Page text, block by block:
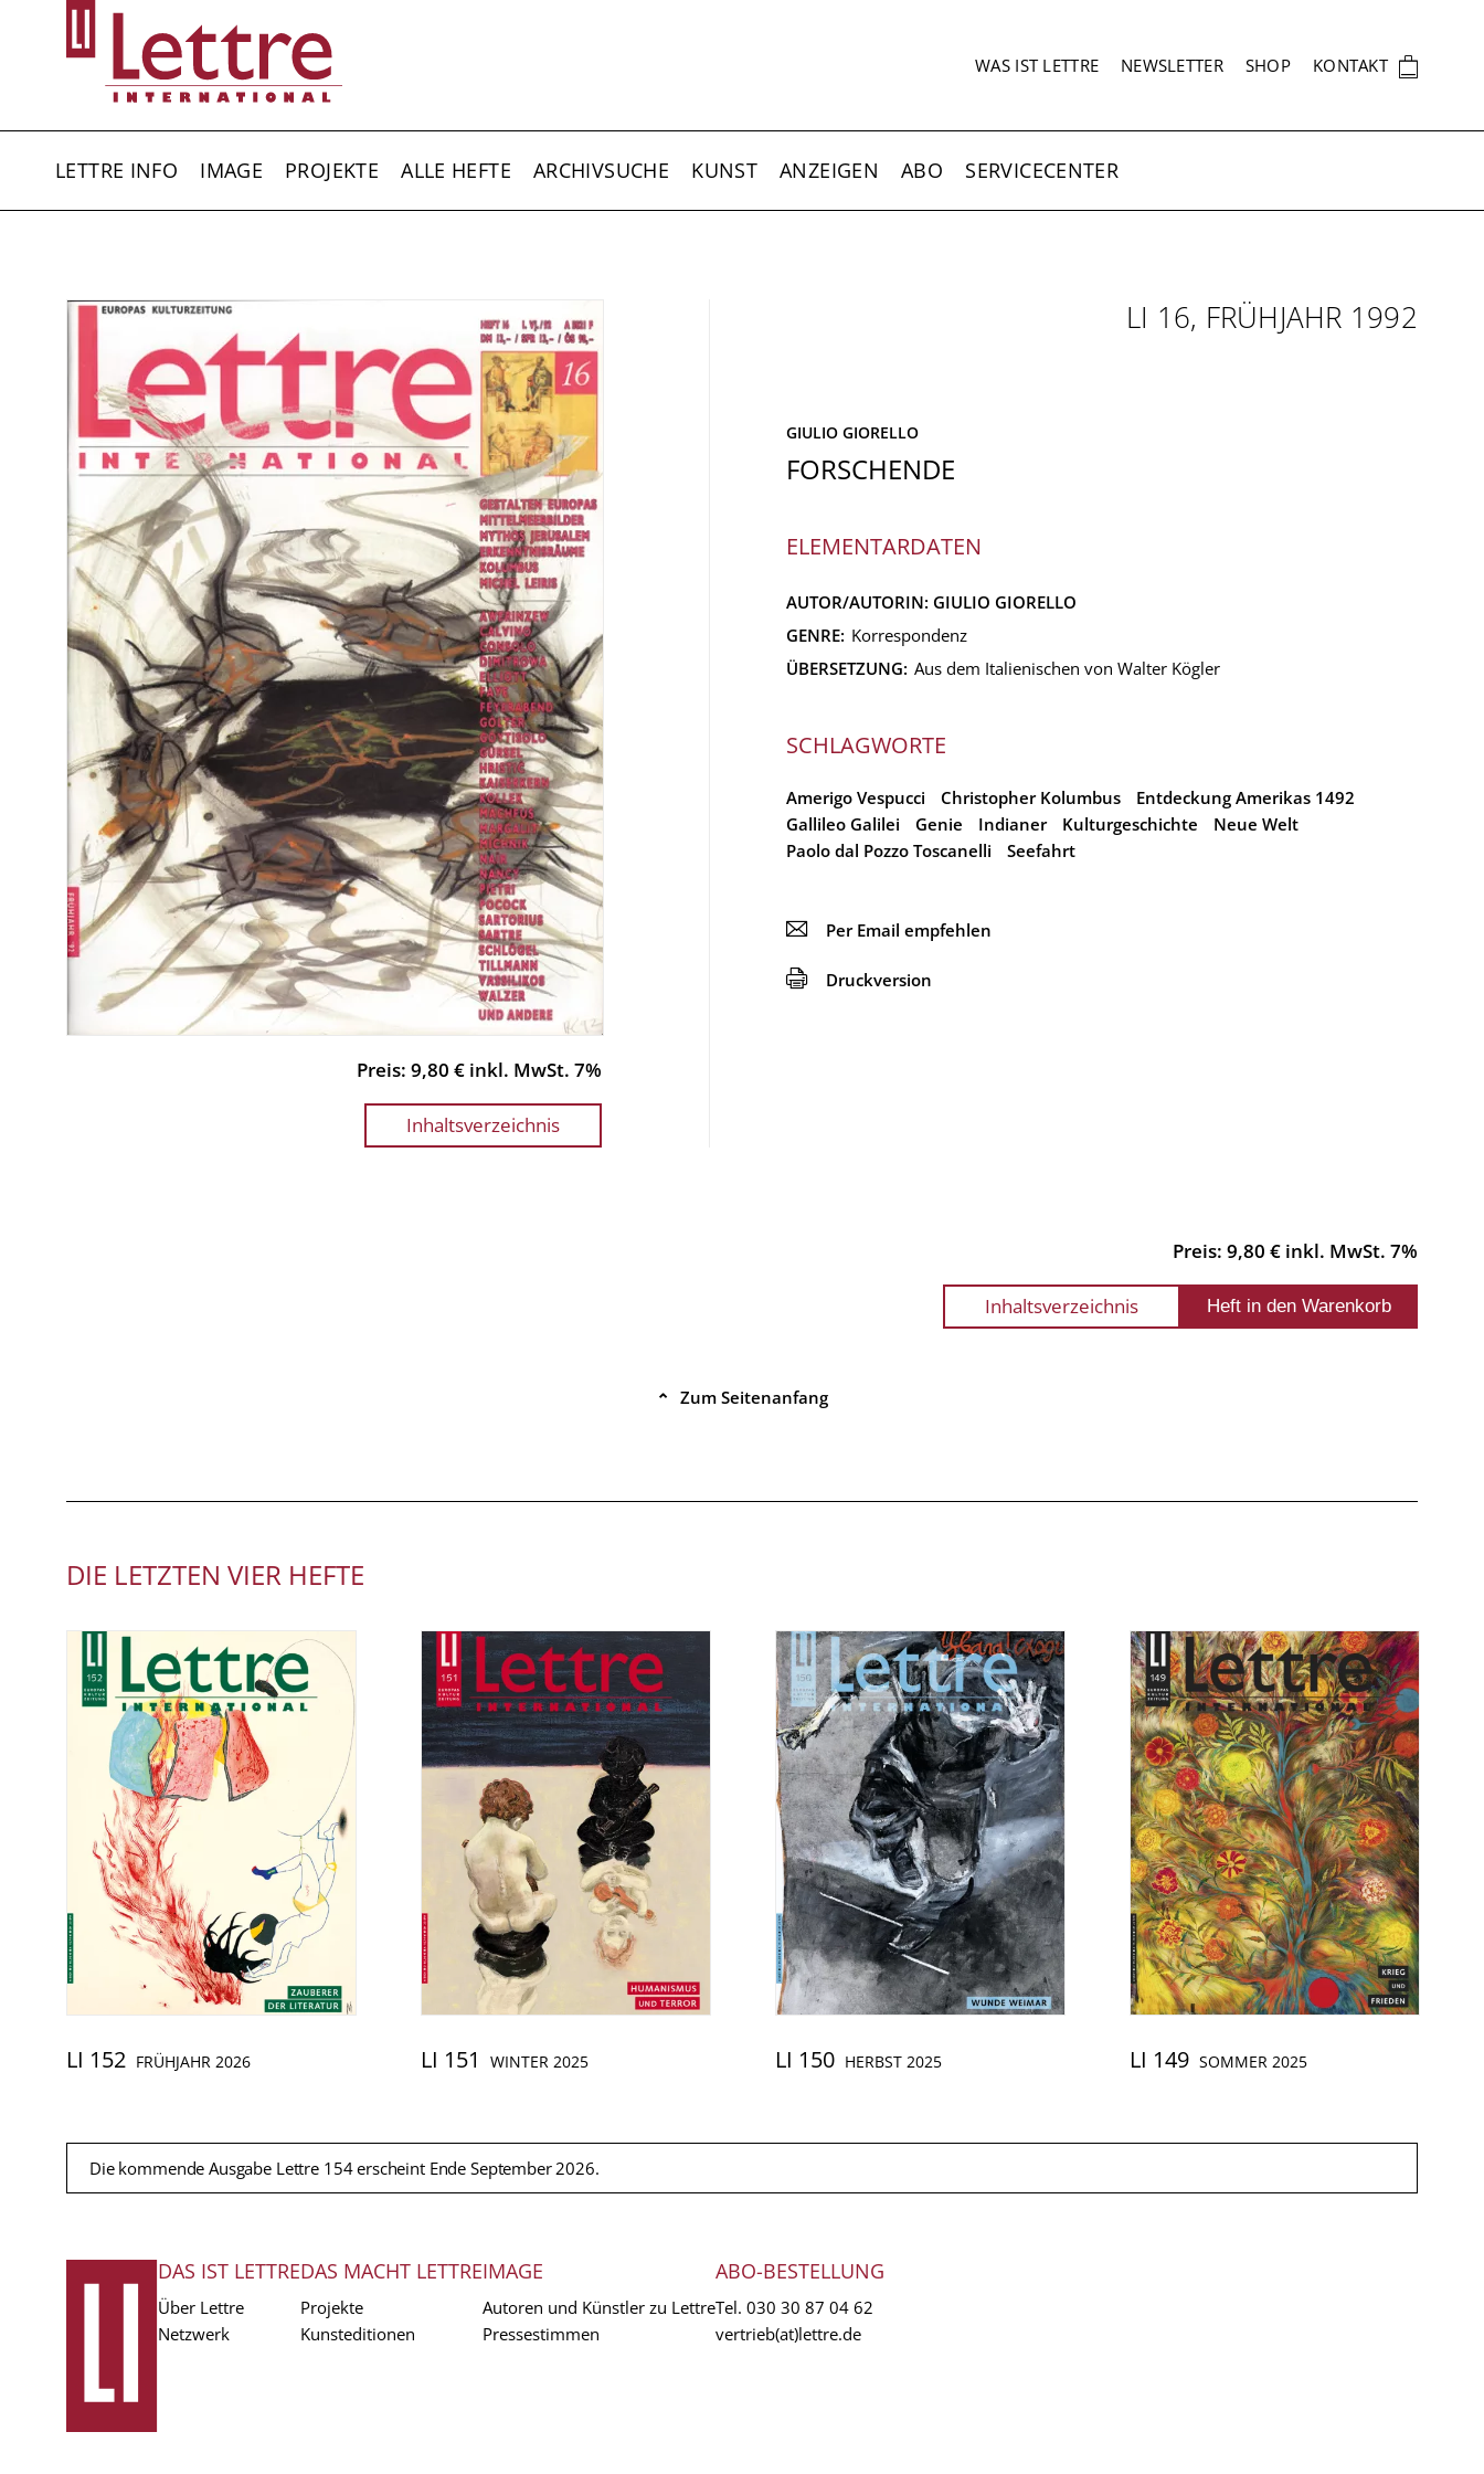
SEKUNDÄRNAVIGATION
WAS IST LETTRE NEWSLETTER SHOP KONTAKT 🛍
LETTRE INFO IMAGE PROJEKTE ALLE HEFTE ARCHIVSUCHE KUNST ANZEIGEN ABO SERVICECENTER
Preis: 9,80 € inkl. MwSt. 7%
Inhaltsverzeichnis
LI 16, FRÜHJAHR 1992
GIULIO GIORELLO
FORSCHENDE
ELEMENTARDATEN
AUTOR/AUTORIN: GIULIO GIORELLO
GENRE: Korrespondenz
ÜBERSETZUNG: Aus dem Italienischen von Walter Kögler
SCHLAGWORTE
Amerigo Vespucci Christopher Kolumbus
Entdeckung Amerikas 1492
Gallileo Galilei
Genie Indianer Kulturgeschichte
Neue Welt
Paolo dal Pozzo Toscanelli
Seefahrt
📧 Per Email empfehlen
🖨 Druckversion
Preis: 9,80 € inkl. MwSt. 7%
Inhaltsverzeichnis
⌃ Zum Seitenanfang
DIE LETZTEN VIER HEFTE
LI 152 FRÜHJAHR 2026 LI 151 WINTER 2025 LI 150 HERBST 2025 LI 149 SOMMER 2025
Die kommende Ausgabe Lettre 154 erscheint Ende September 2026.
FUSSZEILE
DAS IST LETTRE
Über Lettre
Netzwerk
DAS MACHT LETTRE
Projekte
Kunsteditionen
IMAGE
Autoren und Künstler zu Lettre
Pressestimmen
ABO-BESTELLUNG
Tel. 030 30 87 04 62
vertrieb(at)lettre.de